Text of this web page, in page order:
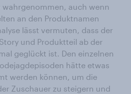
wahrgenommen, auch wenn
an den Produktnamen
lässt vermuten, dass der
und Produktteil ab der
geglückt ist. Den einzelnen
hätte etwas
werden können, um die
Zuschauer zu steigern und